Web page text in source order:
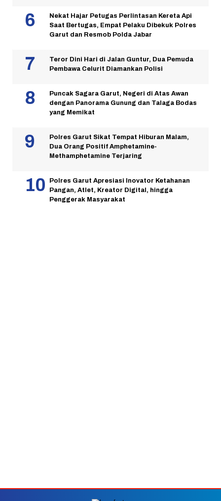
Nekat Hajar Petugas Perlintasan Kereta Api
Saat Bertugas, Empat Pelaku Dibekuk Polres
Garut dan Resmob Polda Jabar
Teror Dini Hari di Jalan Guntur, Dua Pemuda
Pembawa Celurit Diamankan Polisi
Puncak Sagara Garut, Negeri di Atas Awan
dengan Panorama Gunung dan Talaga Bodas
yang Memikat
Polres Garut Sikat Tempat Hiburan Malam,
Dua Orang Positif Amphetamine-
Methamphetamine Terjaring
Polres Garut Apresiasi Inovator Ketahanan
Pangan, Atlet, Kreator Digital, hingga
Penggerak Masyarakat